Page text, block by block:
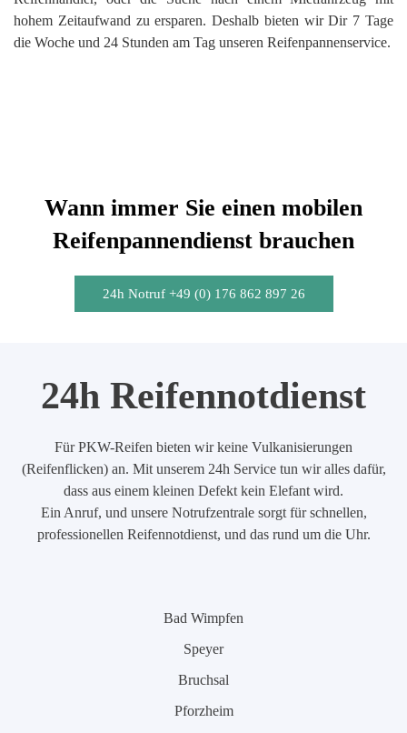
hohem Zeitaufwand zu ersparen. Deshalb bieten wir Dir 7 Tage
die Woche und 24 Stunden am Tag unseren Reifenpannenservice.
Wann immer Sie einen mobilen
Reifenpannendienst brauchen
24h Notruf +49 (0) 176 862 897 26
24h Reifennotdienst
Für PKW-Reifen bieten wir keine Vulkanisierungen
(Reifenflicken) an. Mit unserem 24h Service tun wir alles dafür,
dass aus einem kleinen Defekt kein Elefant wird.
Ein Anruf, und unsere Notrufzentrale sorgt für schnellen,
professionellen Reifennotdienst, und das rund um die Uhr.
Bad Wimpfen
Speyer
Bruchsal
Pforzheim